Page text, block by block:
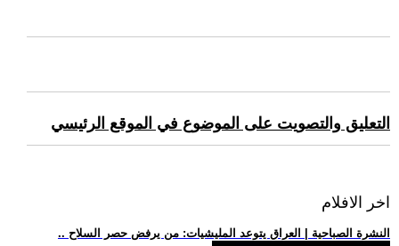
التعليق والتصويت على الموضوع في الموقع الرئيسي
اخر الافلام
.. النشرة الصباحية | العراق يتوعد المليشيات: من يرفض حصر السلاح